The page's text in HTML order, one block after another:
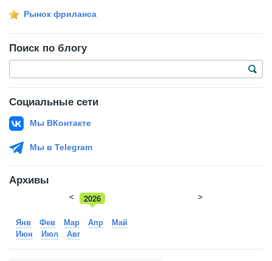
Рынок фриланса
Поиск по блогу
Социальные сети
Мы ВКонтакте
Мы в Telegram
Архивы
2026
2025
< >
Янв Фев Мар Апр
Май
Июн
Июл Авг